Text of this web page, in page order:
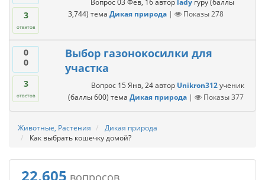
3
ответов
3,744) тема Дикая природа | Показы278
0
0
3
ответов
Выбор газонокосилки для
участка
Вопрос 15 Янв, 24 автор Unikron312 ученик
(баллы600) тема Дикая природа | Показы377
Животные, Растения
Дикая природа
Как выбрать кошечку домой?
22,605 вопросов